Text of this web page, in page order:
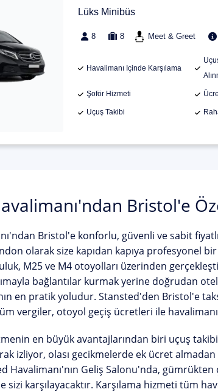
Lüks Minibüs
8 8 Meet & Greet
Havalimanı Içinde Karşılama
Şoför Hizmeti
Uçuş Takibi
Bristol'e
Bristol'e konforlu, güvenli ve sabit fiyatlı
olarak size kapıdan kapıya profesyonel
M25 ve M4 otoyolları üzerinden
bağlantılar kurmak yerine doğrudan
en pratik yoludur. Stansted'den Bristol'e
vergiler, otoyol geçiş ücretleri ile
en büyük avantajlarından biri uçuş
izliyor, olası gecikmelerde ek ücret
Havalimanı'nın Geliş Salonu'nda, gümrükten
karşılayacaktır. Karşılama hizmeti tüm